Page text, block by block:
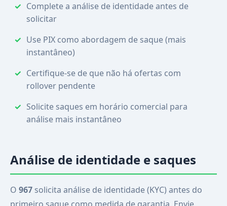
Complete a análise de identidade antes de
solicitar
Use PIX como abordagem de saque (mais
instantâneo)
Certifique-se de que não há ofertas com
rollover pendente
Solicite saques em horário comercial para
análise mais instantâneo
Análise de identidade e saques
O 967 solicita análise de identidade (KYC) antes do